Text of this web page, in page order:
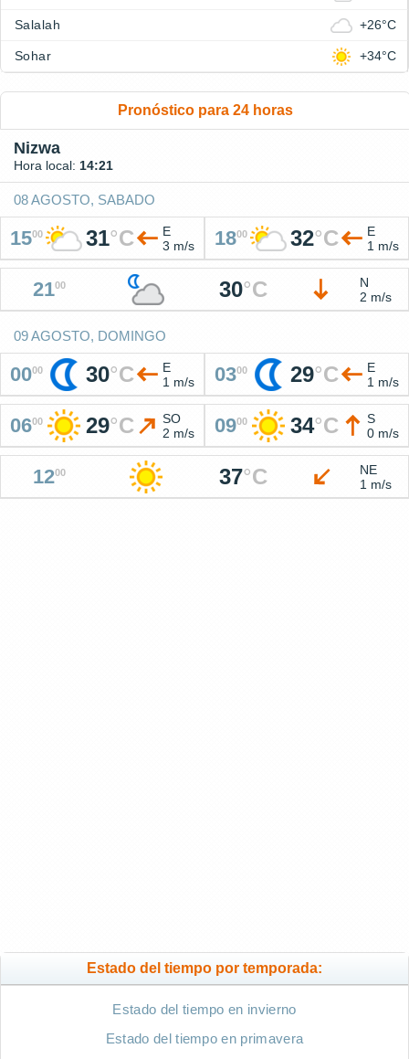
Salalah +26°C
Sohar +34°C
Pronóstico para 24 horas
Nizwa
Hora local: 14:21
08 AGOSTO, SABADO
1500 31°C
E
3 m/s
1800 32°C
E
1 m/s
2100 30°C
N
2 m/s
09 AGOSTO, DOMINGO
0000 30°C
E
1 m/s
0300 29°C
E
1 m/s
0600 29°C
SO
2 m/s
0900 34°C
S
0 m/s
1200 37°C
NE
1 m/s
Estado del tiempo por temporada:
Estado del tiempo en invierno
Estado del tiempo en primavera